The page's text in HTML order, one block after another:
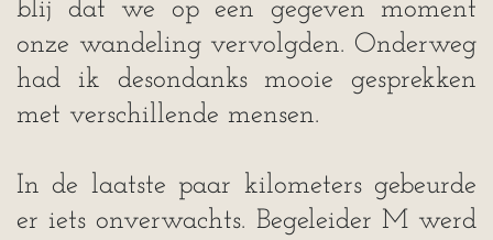
blij dat we op een gegeven moment
onze wandeling vervolgden. Onderweg
had ik desondanks mooie gesprekken
met verschillende mensen.
In de laatste paar kilometers gebeurde
er iets onverwachts. Begeleider M werd